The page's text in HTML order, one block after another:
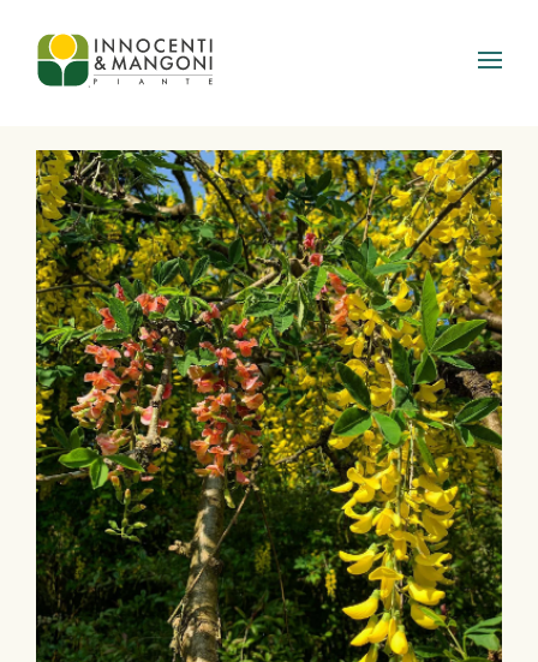
Skip to main content